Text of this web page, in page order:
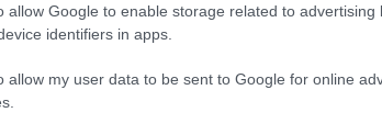
allow Google to enable storage related to advertising
identifiers in apps.
allow my user data to be sent to Google for online